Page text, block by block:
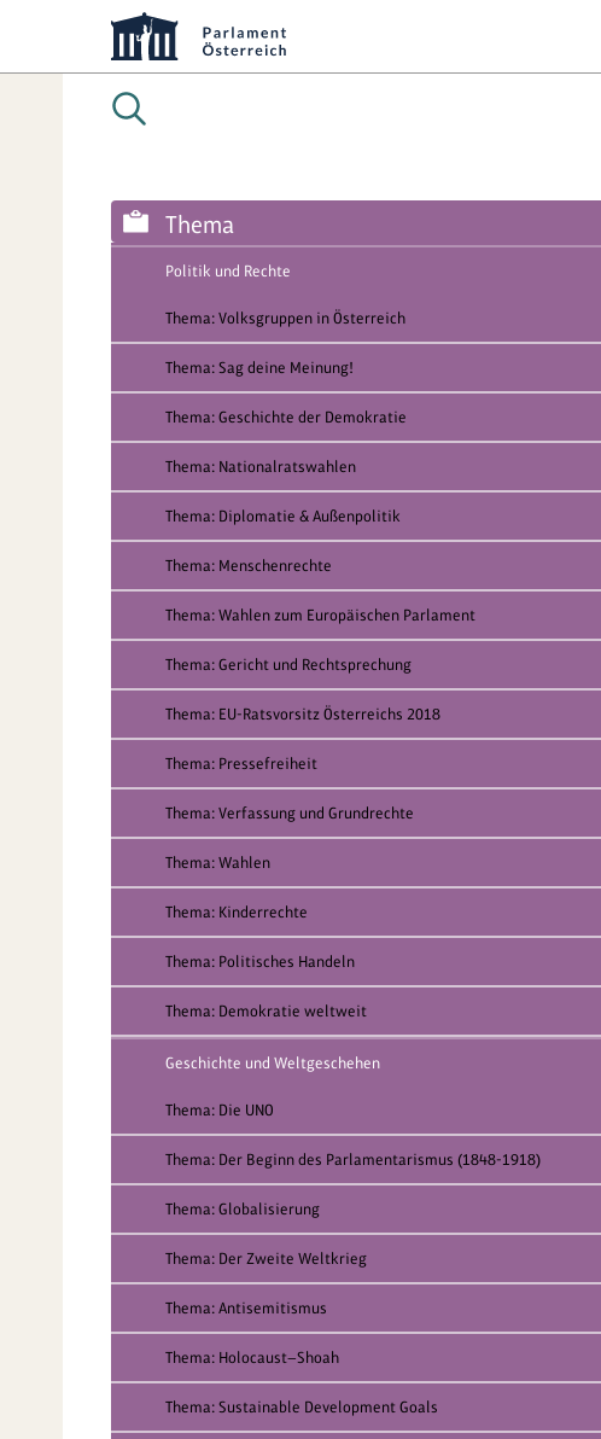
Thema
Politik und Rechte
Thema: Volksgruppen in Österreich
Thema: Sag deine Meinung!
Thema: Geschichte der Demokratie
Thema: Nationalratswahlen
Thema: Diplomatie & Außenpolitik
Thema: Menschenrechte
Thema: Wahlen zum Europäischen Parlament
Thema: Gericht und Rechtsprechung
Thema: EU-Ratsvorsitz Österreichs 2018
Thema: Pressefreiheit
Thema: Verfassung und Grundrechte
Thema: Wahlen
Thema: Kinderrechte
Thema: Politisches Handeln
Thema: Demokratie weltweit
Geschichte und Weltgeschehen
Thema: Die UNO
Thema: Der Beginn des Parlamentarismus (1848-1918)
Thema: Globalisierung
Thema: Der Zweite Weltkrieg
Thema: Antisemitismus
Thema: Holocaust—Shoah
Thema: Sustainable Development Goals